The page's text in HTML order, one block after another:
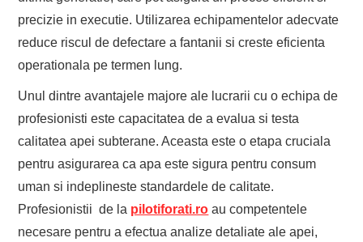
precizie in executie. Utilizarea echipamentelor adecvate
reduce riscul de defectare a fantanii si creste eficienta
operationala pe termen lung.
Unul dintre avantajele majore ale lucrarii cu o echipa de
profesionisti este capacitatea de a evalua si testa
calitatea apei subterane. Aceasta este o etapa cruciala
pentru asigurarea ca apa este sigura pentru consum
uman si indeplineste standardele de calitate.
Profesionistii de la pilotiforati.ro au competentele
necesare pentru a efectua analize detaliate ale apei,